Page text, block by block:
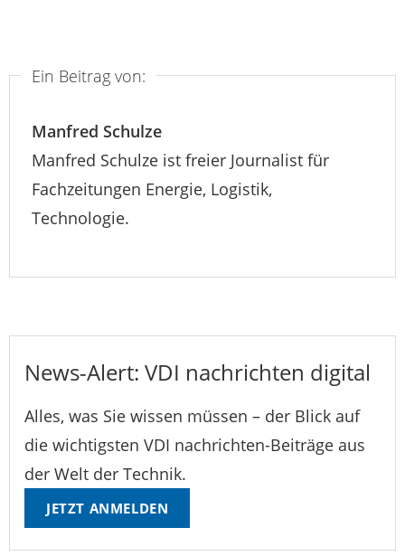
Ein Beitrag von:
Manfred Schulze
Manfred Schulze ist freier Journalist für
Fachzeitungen Energie, Logistik,
Technologie.
News-Alert: VDI nachrichten digital
Alles, was Sie wissen müssen – der Blick auf
die wichtigsten VDI nachrichten-Beiträge aus
der Welt der Technik.
JETZT ANMELDEN